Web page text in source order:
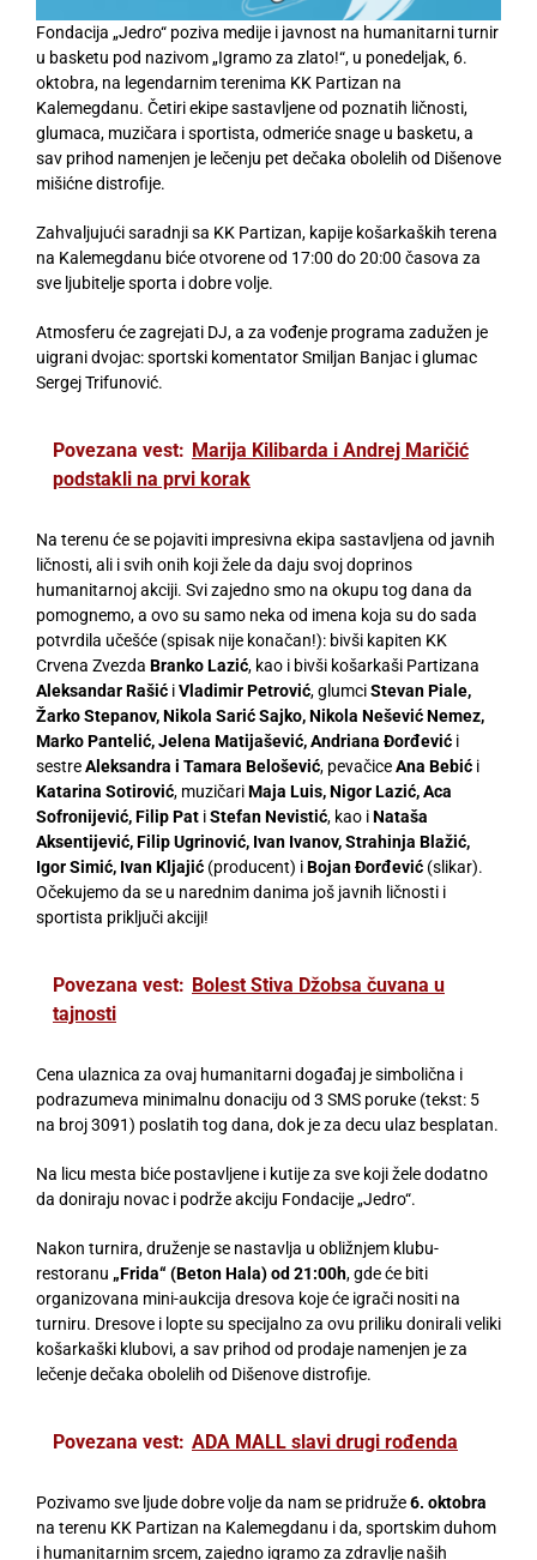
Fondacija „Jedro“ poziva medije i javnost na humanitarni turnir
u basketu pod nazivom „Igramo za zlato!“, u ponedeljak, 6.
oktobra, na legendarnim terenima KK Partizan na
Kalemegdanu. Četiri ekipe sastavljene od poznatih ličnosti,
glumaca, muzičara i sportista, odmeriće snage u basketu, a
sav prihod namenjen je lečenju pet dečaka obolelih od Dišenove
mišićne distrofije.
Zahvaljujući saradnji sa KK Partizan, kapije košarkaških terena
na Kalemegdanu biće otvorene od 17:00 do 20:00 časova za
sve ljubitelje sporta i dobre volje.
Atmosferu će zagrejati DJ, a za vođenje programa zadužen je
uigrani dvojac: sportski komentator Smiljan Banjac i glumac
Sergej Trifunović.
Povezana vest: Marija Kilibarda i Andrej Maričić
podstakli na prvi korak
Na terenu će se pojaviti impresivna ekipa sastavljena od javnih
ličnosti, ali i svih onih koji žele da daju svoj doprinos
humanitarnoj akciji. Svi zajedno smo na okupu tog dana da
pomognemo, a ovo su samo neka od imena koja su do sada
potvrdila učešće (spisak nije konačan!): bivši kapiten KK
Crvena Zvezda Branko Lazić, kao i bivši košarkaši Partizana
Aleksandar Rašić iVladimir Petrović, glumciStevan Piale,
Žarko Stepanov, Nikola Sarić Sajko, Nikola Nešević Nemez,
Marko Pantelić, Jelena Matijašević, Andriana Đorđević i
sestreAleksandra i Tamara Belošević, pevačiceAna Bebić i
Katarina Sotirović, muzičariMaja Luis, Nigor Lazić, Aca
Sofronijević, Filip Pat iStefan Nevistić, kao iNataša
Aksentijević, Filip Ugrinović, Ivan Ivanov, Strahinja Blažić,
Igor Simić, Ivan Kljajić (producent) iBojan Đorđević (slikar).
Očekujemo da se u narednim danima još javnih ličnosti i
sportista priključi akciji!
Povezana vest: Bolest Stiva Džobsa čuvana u
tajnosti
Cena ulaznica za ovaj humanitarni događaj je simbolična i
podrazumeva minimalnu donaciju od 3 SMS poruke (tekst: 5
na broj 3091) poslatih tog dana, dok je za decu ulaz besplatan.
Na licu mesta biće postavljene i kutije za sve koji žele dodatno
da doniraju novac i podrže akciju Fondacije „Jedro“.
Nakon turnira, druženje se nastavlja u obližnjem klubu-
restoranu „Frida“ (Beton Hala) od 21:00h, gde će biti
organizovana mini-aukcija dresova koje će igrači nositi na
turniru. Dresove i lopte su specijalno za ovu priliku donirali veliki
košarkaški klubovi, a sav prihod od prodaje namenjen je za
lečenje dečaka obolelih od Dišenove distrofije.
Povezana vest: ADA MALL slavi drugi rođenda
Pozivamo sve ljude dobre volje da nam se pridruže6. oktobra
na terenu KK Partizan na Kalemegdanu i da, sportskim duhom
i humanitarnim srcem, zajedno igramo za zdravlje naših